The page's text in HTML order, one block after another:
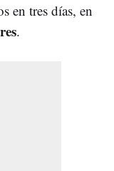
en tres días, en
.